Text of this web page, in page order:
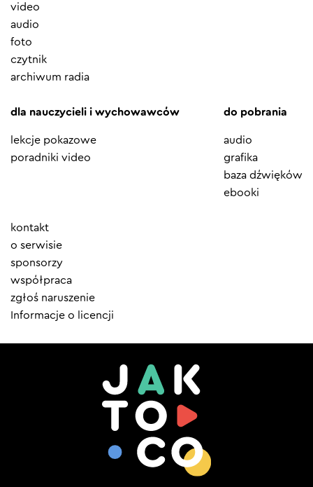
video
audio
foto
czytnik
archiwum radia
dla nauczycieli i wychowawców
lekcje pokazowe
poradniki video
do pobrania
audio
grafika
baza dźwięków
ebooki
Element
menu
kontakt
o serwisie
sponsorzy
współpraca
zgłoś naruszenie
Informacje o licencji